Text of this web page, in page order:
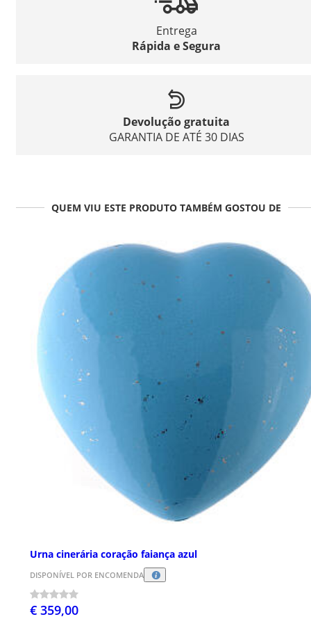
Entrega
Rápida e Segura
Devolução gratuita
GARANTIA DE ATÉ 30 DIAS
QUEM VIU ESTE PRODUTO TAMBÉM GOSTOU DE
Urna cinerária coração faiança azul
DISPONÍVEL POR ENCOMENDA
€ 359,00